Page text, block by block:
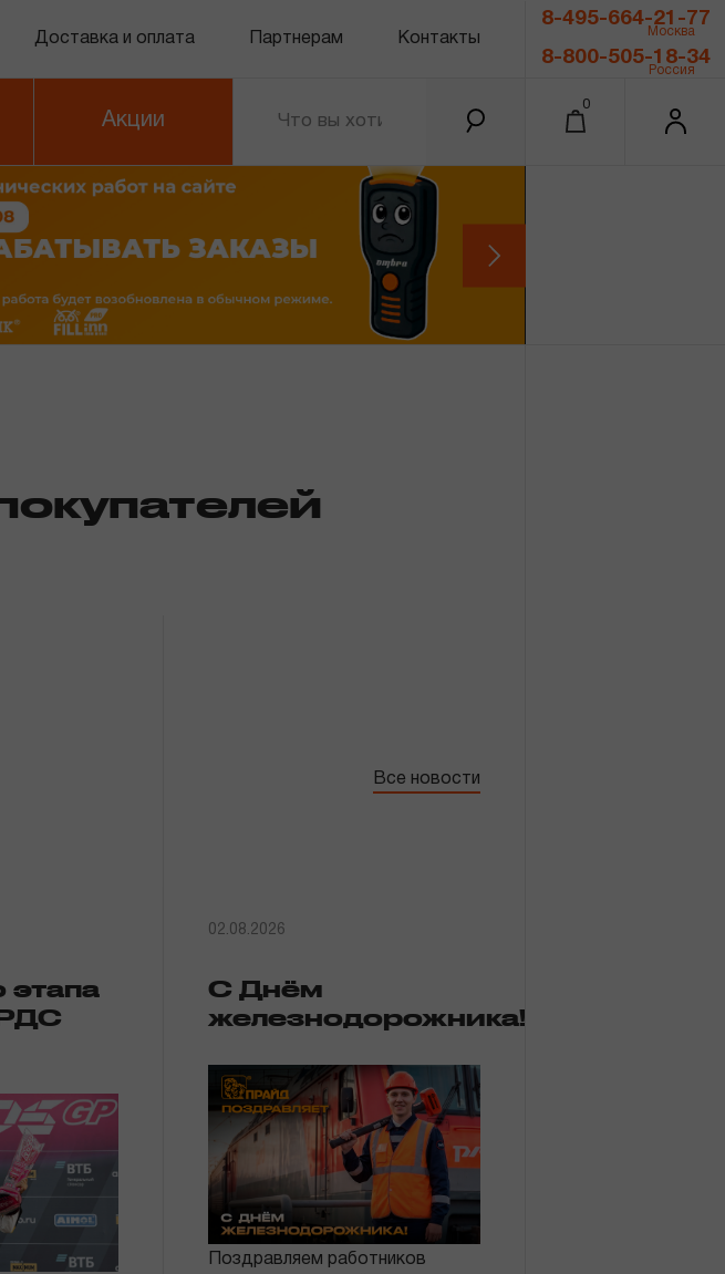
Доставка и оплата Партнерам Контакты
8-495-664-21-77
Москва
8-800-505-18-34
Россия
Акции
0
Все новости
этапа
02.08.2026
С Днём
железнодорожника!
Поздравляем работников